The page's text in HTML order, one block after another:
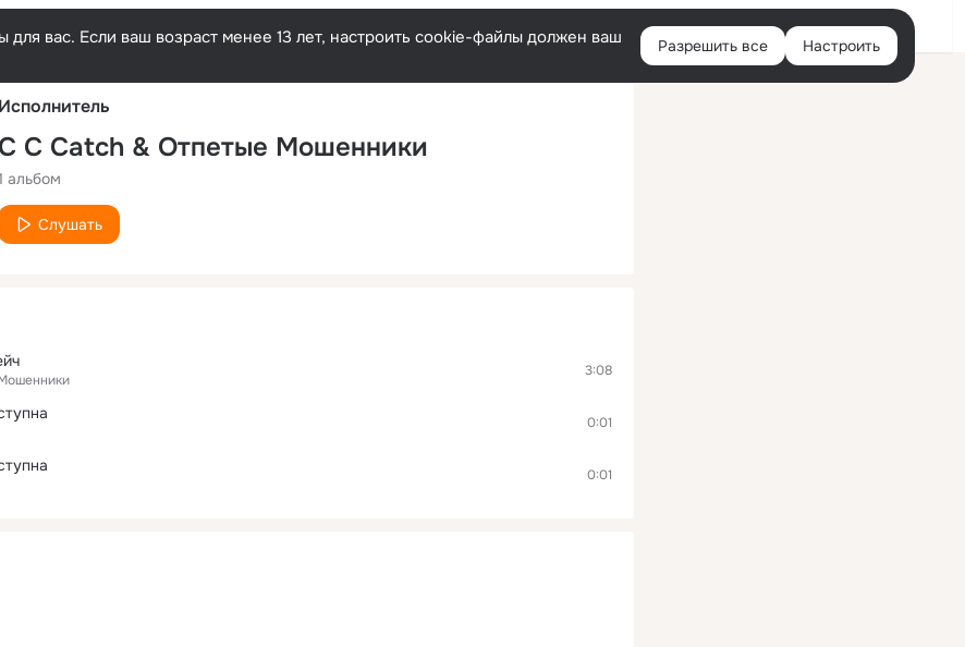
Русский Войти
вас. Если ваш возраст менее 13 лет, настроить cookie-файлы должен ваш
Разрешить все Настроить
Исполнитель
C C Catch & Отпетые Мошенники
альбом
Слушать
3:08
0:01
0:01